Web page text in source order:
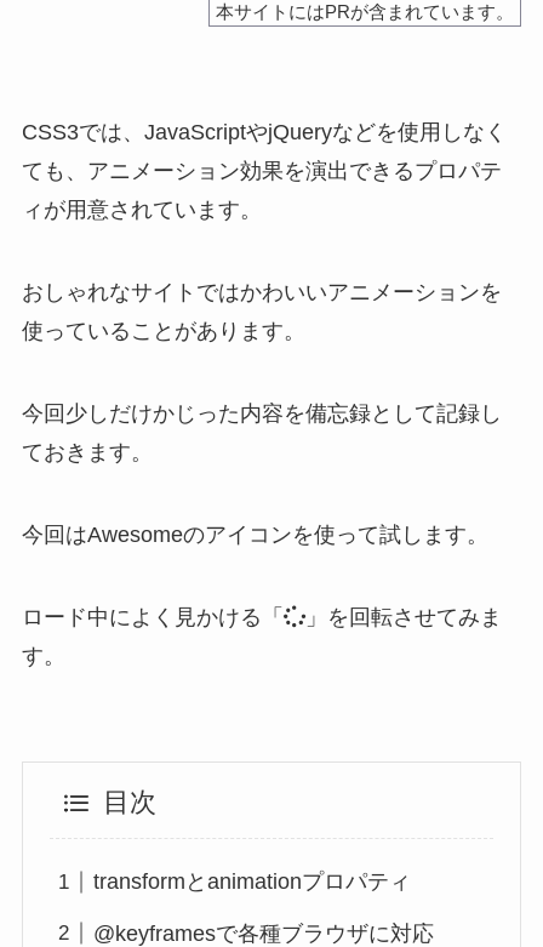
本サイトにはPRが含まれています。
CSS3では、JavaScriptやjQueryなどを使用しなく
ても、アニメーション効果を演出できるプロパテ
ィが用意されています。
おしゃれなサイトではかわいいアニメーションを
使っていることがあります。
今回少しだけかじった内容を備忘録として記録し
ておきます。
今回はAwesomeのアイコンを使って試します。
ロード中によく見かける「
」を回転させてみま
す。
目次
transformとanimationプロパティ
@keyframesで各種ブラウザに対応